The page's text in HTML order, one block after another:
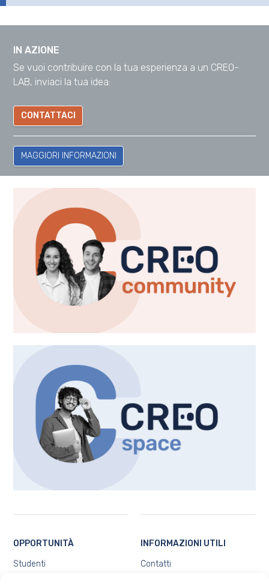
IN AZIONE
Se vuoi contribuire con la tua esperienza a un CREO-
LAB, inviaci la tua idea:
CONTATTACI
MAGGIORI INFORMAZIONI
OPPORTUNITÀ
Studenti
INFORMAZIONI UTILI
Contatti